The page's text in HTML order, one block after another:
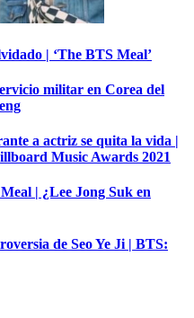
| ‘The BTS Meal’
militar en Corea del
a actriz se quita la vida |
Music Awards 2021
| ¿Lee Jong Suk en
de Seo Ye Ji | BTS: